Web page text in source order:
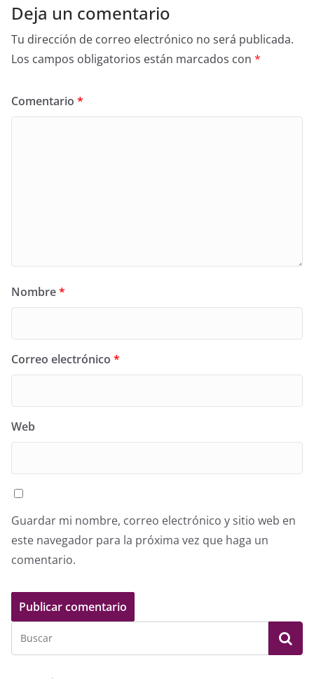
Deja un comentario
Tu dirección de correo electrónico no será publicada.
Los campos obligatorios están marcados con *
Comentario *
Nombre*
Correo electrónico *
Web
Guardar mi nombre, correo electrónico y sitio web en
este navegador para la próxima vez que haga un
comentario.